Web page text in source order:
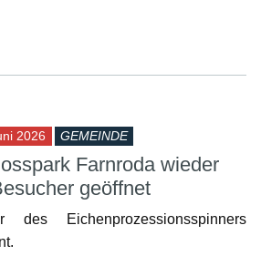
2026 GEMEINDE
Farnroda wieder
geöffnet
des Eichenprozessionsspinners